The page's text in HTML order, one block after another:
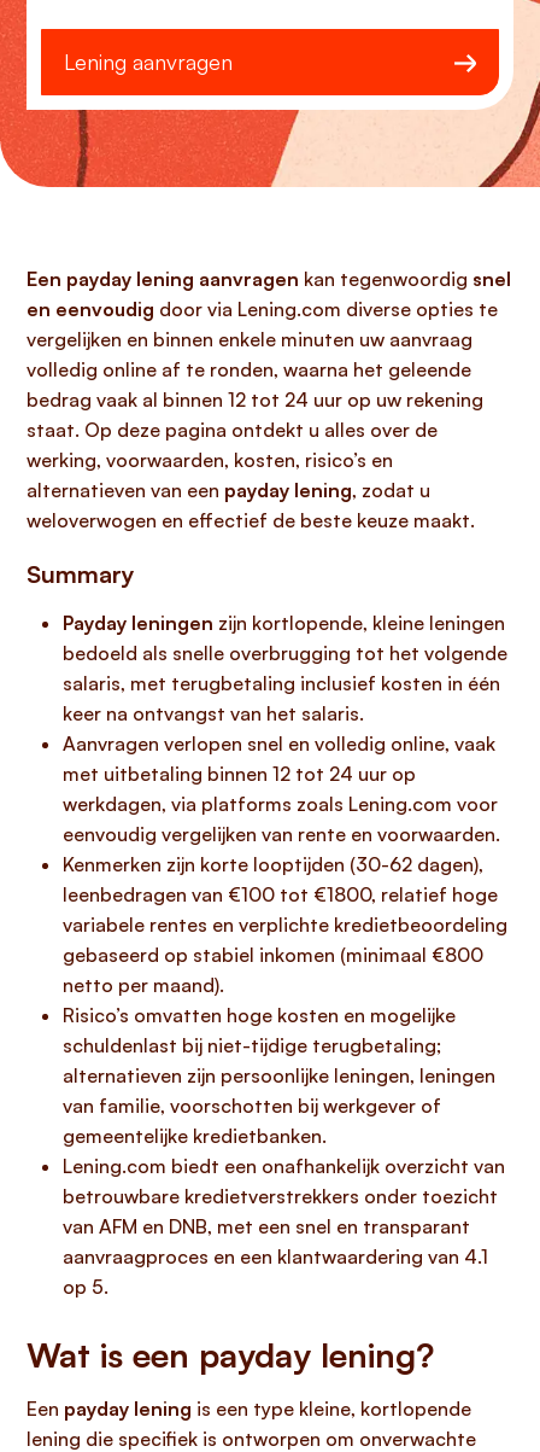
Lening aanvragen
Een payday lening aanvragen kan tegenwoordig snel
en eenvoudig door via Lening.com diverse opties te
vergelijken en binnen enkele minuten uw aanvraag
volledig online af te ronden, waarna het geleende
bedrag vaak al binnen 12 tot 24 uur op uw rekening
staat. Op deze pagina ontdekt u alles over de
werking, voorwaarden, kosten, risico’s en
alternatieven van een payday lening, zodat u
weloverwogen en effectief de beste keuze maakt.
Summary
Payday leningen zijn kortlopende, kleine leningen
bedoeld als snelle overbrugging tot het volgende
salaris, met terugbetaling inclusief kosten in één
keer na ontvangst van het salaris.
Aanvragen verlopen snel en volledig online, vaak
met uitbetaling binnen 12 tot 24 uur op
werkdagen, via platforms zoals Lening.com voor
eenvoudig vergelijken van rente en voorwaarden.
Kenmerken zijn korte looptijden (30-62 dagen),
leenbedragen van €100 tot €1800, relatief hoge
variabele rentes en verplichte kredietbeoordeling
gebaseerd op stabiel inkomen (minimaal €800
netto per maand).
Risico’s omvatten hoge kosten en mogelijke
schuldenlast bij niet-tijdige terugbetaling;
alternatieven zijn persoonlijke leningen, leningen
van familie, voorschotten bij werkgever of
gemeentelijke kredietbanken.
Lening.com biedt een onafhankelijk overzicht van
betrouwbare kredietverstrekkers onder toezicht
van AFM en DNB, met een snel en transparant
aanvraagproces en een klantwaardering van 4.1
op 5.
Wat is een payday lening?
Een payday lening is een type kleine, kortlopende
lening die specifiek is ontworpen om onverwachte